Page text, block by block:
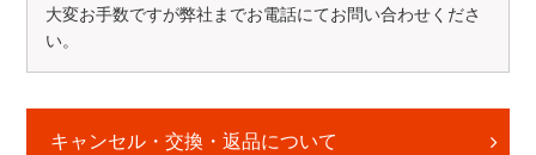
大変お手数ですが弊社までお電話にてお問い合わせくださ
い。
キャンセル・交換・返品について